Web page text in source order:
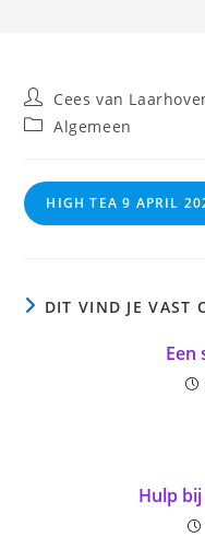
Bericht
auteur:
Cees van
Berichtcategorie:
Algemeen
HIGH TEA 9 APRIL
DIT VIND JE VAST
Een
Hulp